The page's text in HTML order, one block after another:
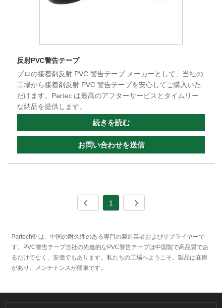
反射PVC警告テープ
プロの接着剤反射 PVC 警告テープ メーカーとして、当社の
工場から接着剤反射 PVC 警告テープを安心してご購入いた
だけます。Partec は最高のアフターサービスとタイムリー
な納品を提供します。
続きを読む
お問い合わせを送信
1
Partech® は、中国の耐久性のある専門の製造業者およびサプライヤーで
す。PVC警告テープ当社の先進的なPVC警告テープは中国製で高品質であ
るだけでなく、安価でもあります。私たちの工場へようこそ。製品は在庫
があり、メンテナンスが簡単です。